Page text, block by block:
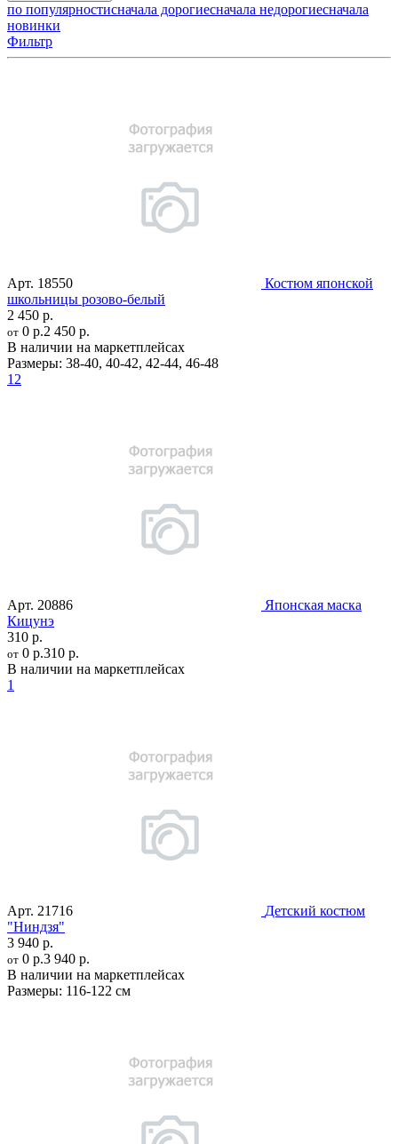
по популярностисначала дорогиесначала недорогиесначала
новинки
Фильтр
Арт. 18550
Костюм японской
школьницы розово-белый
2 450 р.
от 0 р.2 450 р.
В наличии на маркетплейсах
Размеры: 38-40, 40-42, 42-44, 46-48
12
Арт. 20886
Японская маска
Кицунэ
310 р.
от 0 р.310 р.
В наличии на маркетплейсах
1
Арт. 21716
Детский костюм
"Ниндзя"
3 940 р.
от 0 р.3 940 р.
В наличии на маркетплейсах
Размеры: 116-122 см